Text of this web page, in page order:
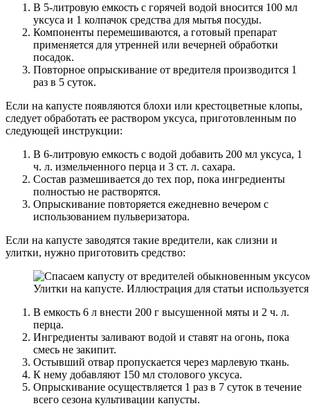
В 5-литровую емкость с горячей водой вносится 100 мл
уксуса и 1 колпачок средства для мытья посуды.
Компоненты перемешиваются, а готовый препарат
применяется для утренней или вечерней обработки
посадок.
Повторное опрыскивание от вредителя производится 1
раз в 5 суток.
Если на капусте появляются блохи или крестоцветные клопы,
следует обработать ее раствором уксуса, приготовленным по
следующей инструкции:
В 6-литровую емкость с водой добавить 200 мл уксуса, 1
ч. л. измельченного перца и 3 ст. л. сахара.
Состав размешивается до тех пор, пока ингредиенты
полностью не растворятся.
Опрыскивание повторяется ежедневно вечером с
использованием пульверизатора.
Если на капусте заводятся такие вредители, как слизни и
улитки, нужно приготовить средство:
Улитки на капусте. Иллюстрация для статьи
В емкость 6 л внести 200 г высушенной мяты и 2 ч. л.
перца.
Ингредиенты заливают водой и ставят на огонь, пока
смесь не закипит.
Остывший отвар пропускается через марлевую ткань.
К нему добавляют 150 мл столового уксуса.
Опрыскивание осуществляется 1 раз в 7 суток в течение
всего сезона культивации капусты.